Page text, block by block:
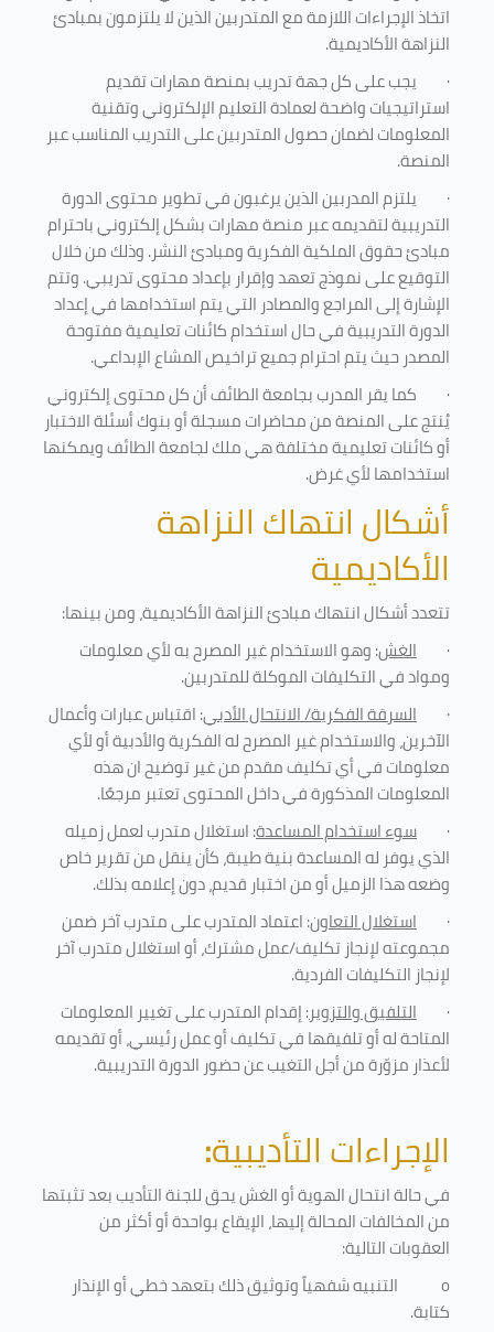
اتخاذ الإجراءات اللازمة مع المتدربين الذين لا يلتزمون بمبادئ
النزاهة الأكاديمية.
· يجب على كل جهة تدريب بمنصة مهارات تقديم
استراتيجيات واضحة لعمادة التعليم الإلكتروني وتقنية
المعلومات لضمان حصول المتدربين على التدريب المناسب عبر
المنصة.
· يلتزم المدربين الذين يرغبون في تطوير محتوى الدورة
التدريبية لتقديمه عبر منصة مهارات بشكل إلكتروني باحترام
مبادئ حقوق الملكية الفكرية ومبادئ النشر. وذلك من خلال
التوقيع على نموذج تعهد وإقرار بإعداد محتوى تدريبي. وتتم
الإشارة إلى المراجع والمصادر التي يتم استخدامها في إعداد
الدورة التدريبية في حال استخدام كائنات تعليمية مفتوحة
المصدر حيث يتم احترام جميع تراخيص المشاع الإبداعي.
· كما يقر المدرب بجامعة الطائف أن كل محتوى إلكتروني
يُنتج على المنصة من محاضرات مسجلة أو بنوك أسئلة الاختبار
أو كائنات تعليمية مختلفة هي ملك لجامعة الطائف ويمكنها
استخدامها لأي غرض.
أشكال انتهاك النزاهة
الأكاديمية
تتعدد أشكال انتهاك مبادئ النزاهة الأكاديمية، ومن بينها:
· الغش: وهو الاستخدام غير المصرح به لأي معلومات
ومواد في التكليفاتالموكلة للمتدربين.
· السرقة الفكرية/ الانتحال الأدبي: اقتباس عبارات وأعمال
الآخرين، والاستخدام غير المصرح له الفكرية والأدبية أو لأي
معلومات في أي تكليف مقدم من غير توضيح ان هذه
المعلومات المذكورة في داخل المحتوى تعتبر مرجعًا.
· سوء استخدام المساعدة: استغلال متدرب لعمل زميله
الذي يوفر له المساعدة بنية طيبة، كأن ينقل من تقرير خاص
وضعه هذا الزميل أو من اختبار قديم، دون إعلامه بذلك.
· استغلال التعاون: اعتماد المتدرب على متدرب آخر ضمن
مجموعته لإنجاز تكليف/عمل مشترك، أو استغلال متدرب آخر
لإنجاز التكليفات الفردية.
· التلفيق والتزوير: إقدام المتدرب على تغيير المعلومات
المتاحة له أو تلفيقها في تكليف أو عمل رئيسي، أو تقديمه
لأعذار مزوّرة من أجل التغيب عن حضور الدورة التدريبية.
الإجراءات التأديبية:
في حالة انتحال الهوية أو الغش يحق للجنة التأديب بعد تثبتها
من المخالفات المحالة إليها، الإيقاع بواحدة أو أكثر من
العقوبات التالية:
o
التنبيه شفهياً وتوثيق ذلك بتعهد خطي أو الإنذار
كتابة.